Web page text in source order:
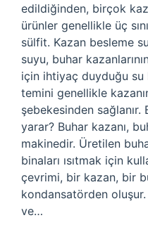
edildiğinden, birçok
ürünler genellikle üç
sülfit. Kazan besleme
suyu, buhar
için ihtiyaç duyduğu su
temini genellikle
şebekesinden sağlanır.
yarar? Buhar kazanı,
makinedir. Üretilen
binaları ısıtmak için
çevrimi, bir kazan, bir
kondansatörden oluşur.
ve…